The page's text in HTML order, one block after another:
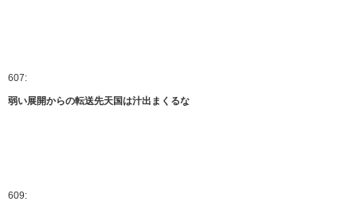
607:
弱い展開からの転送先天国は汁出まくるな
609: